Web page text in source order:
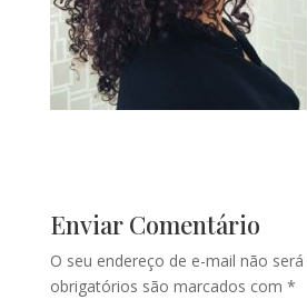
Enviar Comentário
O seu endereço de e-mail não será
obrigatórios são marcados com *